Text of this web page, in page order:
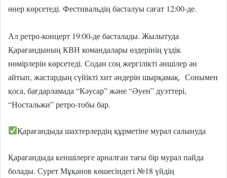
өнер көрсетеді. Фестивальдің басталуы сағат 12:00-де.
Ал ретро-концерт 19:00-де басталады. Жылытуда
Қарағандының КВН командалары өздерінің үздік
нөмірлерін көрсетеді. Содан соң жергілікті әншілер ән
айтып, жастардың сүйікті хит әндерін шырқамақ. Сонымен
қоса, бағдарламада “Кәусар” және “Әуен” дуэттері,
“Ностальжи” ретро-тобы бар.
Қарағандыда шахтерлердің құрметіне мурал салынуда
Қарағандыда кеншілерге арналған тағы бір мурал пайда
болады. Сурет Мұқанов көшесіндегі №18 үйдің